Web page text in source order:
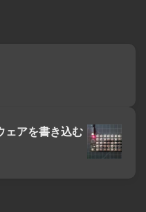
アを書き込む